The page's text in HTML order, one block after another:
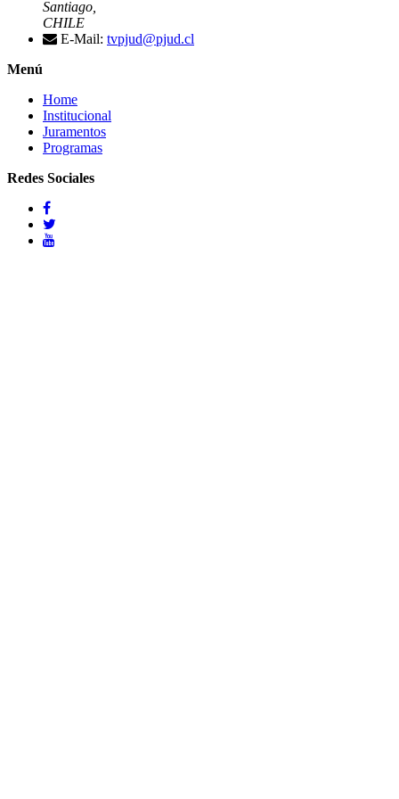
Santiago,
CHILE
E-Mail: tvpjud@pjud.cl
Menú
Home
Institucional
Juramentos
Programas
Redes Sociales